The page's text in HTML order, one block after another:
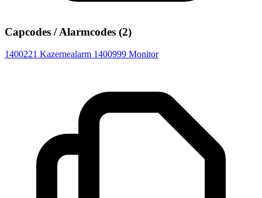
Capcodes / Alarmcodes (2)
1400221 Kazernealarm 1400999 Monitor